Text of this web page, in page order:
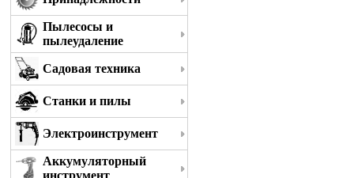
Пылесосы и
пылеудаление
Садовая техника
Станки и пилы
Электроинструмент
Аккумуляторный
инструмент